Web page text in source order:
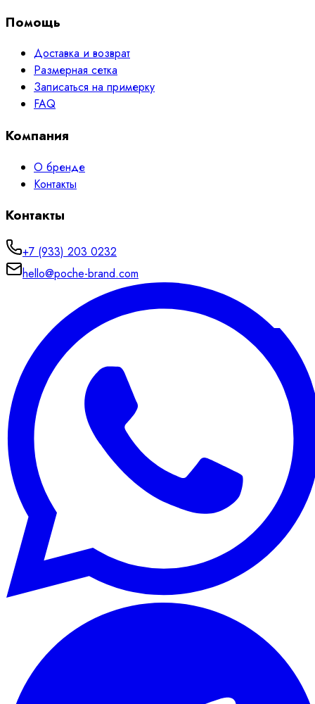
Помощь
Доставка и возврат
Размерная сетка
Записаться на примерку
FAQ
Компания
О бренде
Контакты
Контакты
+7 (933) 203 0232
hello@poche-brand.com